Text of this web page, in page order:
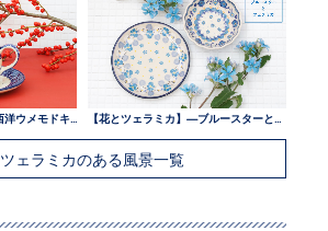
ツェラミカのある風景一覧